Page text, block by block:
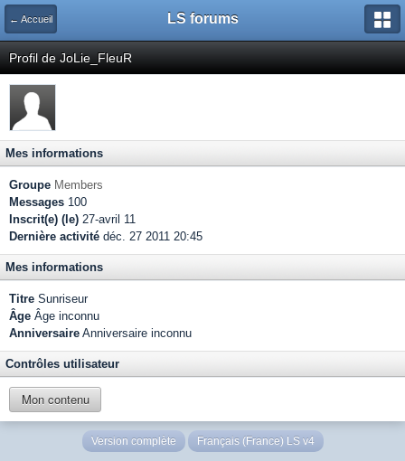
← Accueil LS forums
Profil de JoLie_FleuR
Mes informations
Groupe Members
Messages 100
Inscrit(e) (le) 27-avril 11
Dernière activité déc. 27 2011 20:45
Mes informations
Titre Sunriseur
Âge Âge inconnu
Anniversaire Anniversaire inconnu
Contrôles utilisateur
Mon contenu
Version complète Français (France) LS v4